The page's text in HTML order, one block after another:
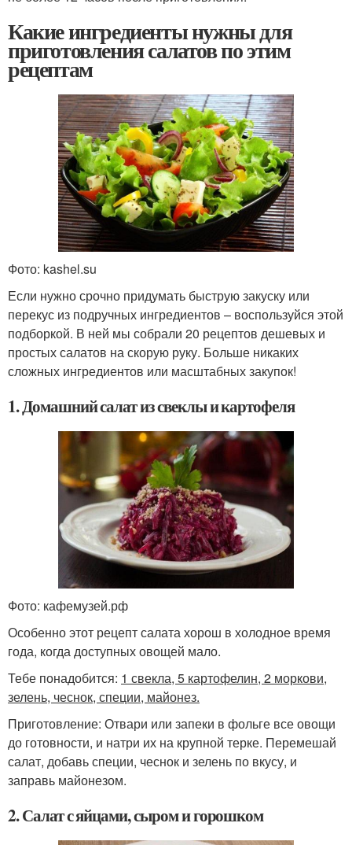
Какие ингредиенты нужны для
приготовления салатов по этим
рецептам
Фото: kashel.su
Если нужно срочно придумать быструю закуску или
перекус из подручных ингредиентов – воспользуйся этой
подборкой. В ней мы собрали 20 рецептов дешевых и
простых салатов на скорую руку. Больше никаких
сложных ингредиентов или масштабных закупок!
1. Домашний салат из свеклы и картофеля
Фото: кафемузей.рф
Особенно этот рецепт салата хорош в холодное время
года, когда доступных овощей мало.
Тебе понадобится: 1 свекла, 5 картофелин, 2 моркови,
зелень, чеснок, специи, майонез.
Приготовление: Отвари или запеки в фольге все овощи
до готовности, и натри их на крупной терке. Перемешай
салат, добавь специи, чеснок и зелень по вкусу, и
заправь майонезом.
2. Салат с яйцами, сыром и горошком